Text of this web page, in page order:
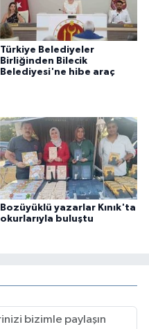
Türkiye Belediyeler
Birliğinden Bilecik
Belediyesi'ne hibe araç
Bozüyüklü yazarlar Kınık'ta
okurlarıyla buluştu